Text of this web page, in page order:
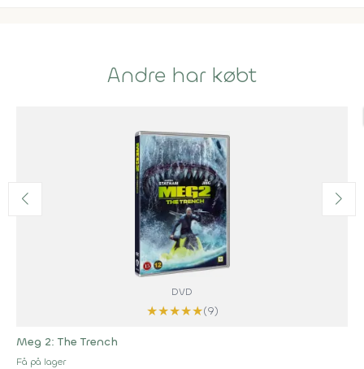
Andre har købt
DVD
★★★★★(9)
Meg 2: The Trench
Få på lager